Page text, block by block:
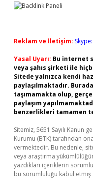
Reklam ve İletişim:
Yasal Uyarı: Bu internet
veya şahıs şirketi ile
Sitede yalnızca kendi
paylaşılmaktadır.
taşımamakta olup,
paylaşım
benzerlikleri tamamen
Sitemiz, 5651 Sayılı Kanun
Kurumu (BTK) tarafından
vermektedir. Bu nedenle,
veya araştırma
yazdıkları içeriklerin
bu sorumluluğu kabul etmiş